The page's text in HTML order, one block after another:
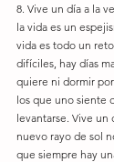
8. Vive un día a la
la vida es un
vida es todo un
difíciles, hay días
quiere ni dormir
los que uno siente
levantarse. Vive un
nuevo rayo de sol
que siempre hay